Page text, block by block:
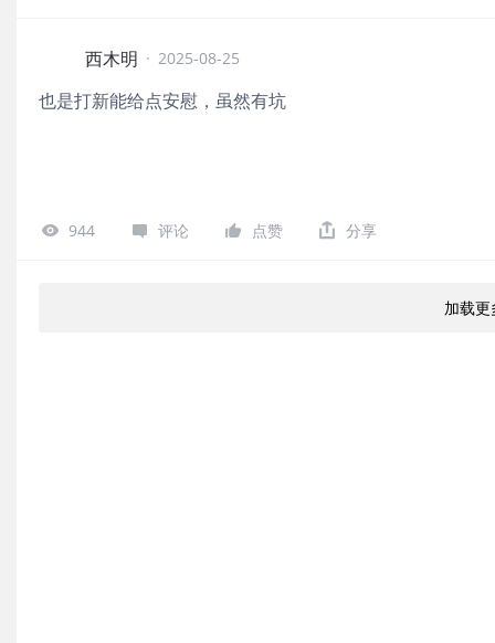
西木明 · 2025-08-25
也是打新能给点安慰，虽然有坑
944 评论 点赞 分享
加载更